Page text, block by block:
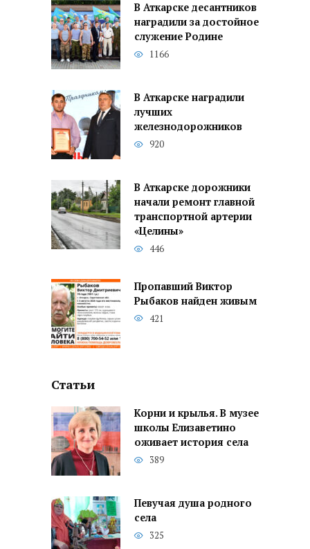
В Аткарске десантников
наградили за достойное
служение Родине
1166
В Аткарске наградили
лучших
железнодорожников
920
В Аткарске дорожники
начали ремонт главной
транспортной артерии
«Целины»
446
Пропавший Виктор
Рыбаков найден живым
421
Статьи
Корни и крылья. В музее
школы Елизаветино
оживает история села
389
Певучая душа родного
села
325